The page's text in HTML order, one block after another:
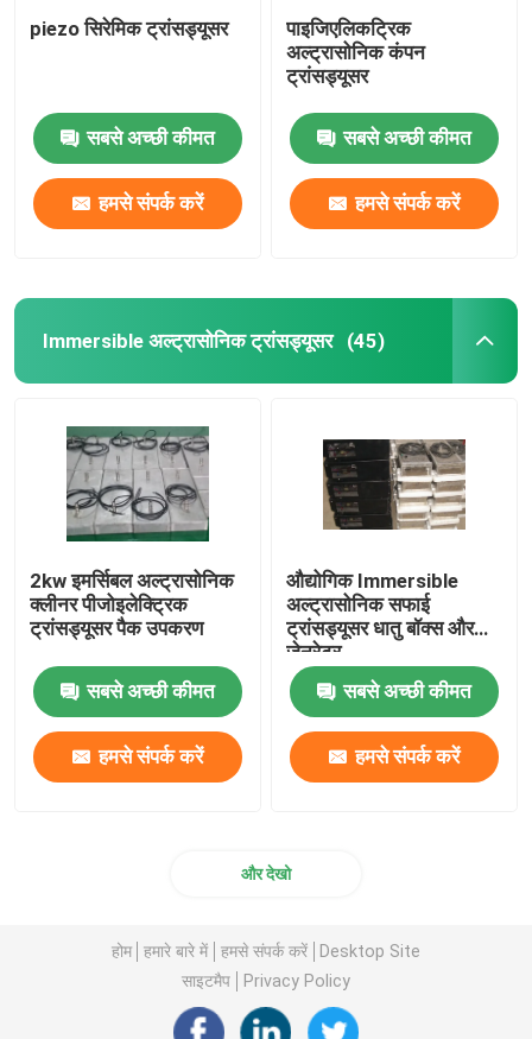
piezo सिरेमिक ट्रांसड्यूसर
सबसे अच्छी कीमत
हमसे संपर्क करें
पाइजिएलिकट्रिक
अल्ट्रासोनिक कंपन
ट्रांसड्यूसर
सबसे अच्छी कीमत
हमसे संपर्क करें
Immersible अल्ट्रासोनिक ट्रांसड्यूसर (45)
2kw इमर्सिबल अल्ट्रासोनिक
क्लीनर पीजोइलेक्ट्रिक
ट्रांसड्यूसर पैक उपकरण
सबसे अच्छी कीमत
हमसे संपर्क करें
औद्योगिक Immersible
अल्ट्रासोनिक सफाई
ट्रांसड्यूसर धातु बॉक्स और
जेनरेटर
सबसे अच्छी कीमत
हमसे संपर्क करें
और देखो
होम हमारे बारे में हमसे संपर्क करें
Desktop Site
साइटमैप
Privacy Policy